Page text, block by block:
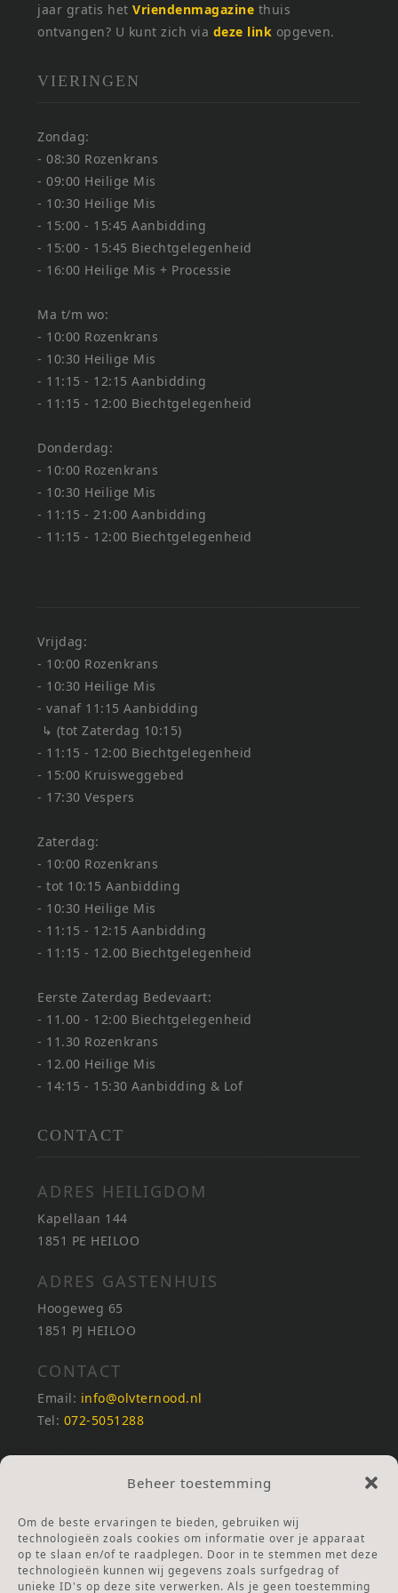
Beheer toestemming
Om de beste ervaringen te bieden, gebruiken wij
technologieën zoals cookies om informatie over je apparaat
op te slaan en/of te raadplegen. Door in te stemmen met deze
technologieën kunnen wij gegevens zoals surfgedrag of
unieke ID's op deze site verwerken. Als je geen toestemming
jaar gratis hetVriendenmagazine thuis
ontvangen? U kunt zich via deze link opgeven.
VIERINGEN
Zondag:
- 08:30 Rozenkrans
- 09:00 Heilige Mis
- 10:30 Heilige Mis
- 15:00 - 15:45 Aanbidding
- 15:00 - 15:45 Biechtgelegenheid
- 16:00 Heilige Mis + Processie
Ma t/m wo:
- 10:00 Rozenkrans
- 10:30 Heilige Mis
- 11:15 - 12:15 Aanbidding
- 11:15 - 12:00 Biechtgelegenheid
Donderdag:
- 10:00 Rozenkrans
- 10:30 Heilige Mis
- 11:15 - 21:00 Aanbidding
- 11:15 - 12:00 Biechtgelegenheid
Vrijdag:
- 10:00 Rozenkrans
- 10:30 Heilige Mis
- vanaf 11:15 Aanbidding
↳ (tot Zaterdag 10:15)
- 11:15 - 12:00 Biechtgelegenheid
- 15:00 Kruisweggebed
- 17:30 Vespers
Zaterdag:
- 10:00 Rozenkrans
- tot 10:15 Aanbidding
- 10:30 Heilige Mis
- 11:15 - 12:15 Aanbidding
- 11:15 - 12.00 Biechtgelegenheid
Eerste Zaterdag Bedevaart:
- 11.00 - 12:00 Biechtgelegenheid
- 11.30 Rozenkrans
- 12.00 Heilige Mis
- 14:15 - 15:30 Aanbidding & Lof
CONTACT
ADRES HEILIGDOM
Kapellaan 144
1851 PE HEILOO
ADRES GASTENHUIS
Hoogeweg 65
1851 PJ HEILOO
CONTACT
Email: info@olvternood.nl
Tel: 072-5051288
REKENINGNUMMERS
NL25INGB0000672168
Ga naar Doneren
ANBI Stichting